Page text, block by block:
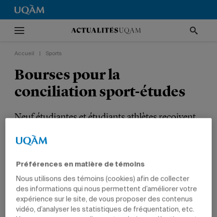
Accueil Sports
Bourses pour la
conciliation sport-études
Neuf étudiantes et étudiants athlètes reçoivent
Fondation Sport-Études.
SPORTS PRIX ET DISTINCTIONS ÉTUDIANTS
Préférences en matière de témoins
Nous utilisons des témoins (cookies) afin de collecter
des informations qui nous permettent d’améliorer votre
expérience sur le site, de vous proposer des contenus
vidéo, d’analyser les statistiques de fréquentation, etc.